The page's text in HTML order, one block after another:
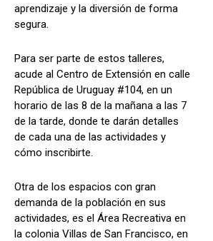
aprendizaje y la diversión de forma
segura.
Para ser parte de estos talleres,
acude al Centro de Extensión en calle
República de Uruguay #104, en un
horario de las 8 de la mañana a las 7
de la tarde, donde te darán detalles
de cada una de las actividades y
cómo inscribirte.
Otra de los espacios con gran
demanda de la población en sus
actividades, es el Área Recreativa en
la colonia Villas de San Francisco, en